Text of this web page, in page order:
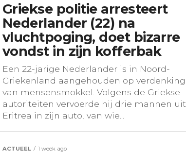
Griekse politie arresteert
Nederlander (22) na
vluchtpoging, doet bizarre
vondst in zijn kofferbak
Een 22-jarige Nederlander is in Noord-
Griekenland aangehouden op verdenking
van mensensmokkel. Volgens de Griekse
autoriteiten vervoerde hij drie mannen uit
Eritrea in zijn auto, van wie...
ACTUEEL 1 week ago